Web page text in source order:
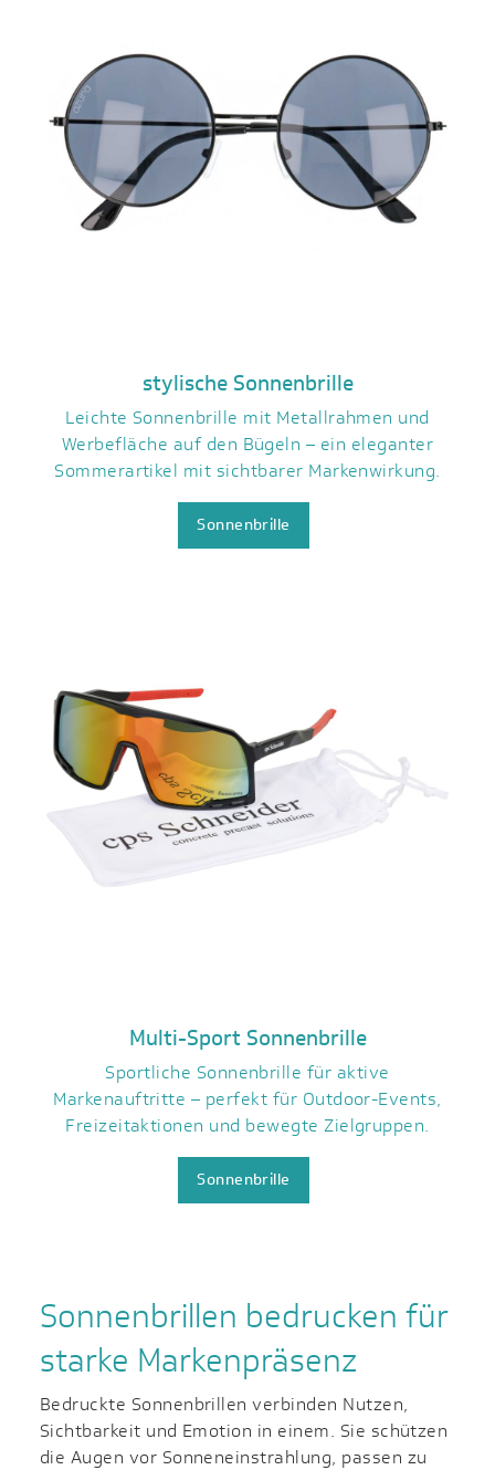
stylische Sonnenbrille
Leichte Sonnenbrille mit Metallrahmen und
Werbefläche auf den Bügeln – ein eleganter
Sommerartikel mit sichtbarer Markenwirkung.
Sonnenbrille
Multi-Sport Sonnenbrille
Sportliche Sonnenbrille für aktive
Markenauftritte – perfekt für Outdoor-Events,
Freizeitaktionen und bewegte Zielgruppen.
Sonnenbrille
Sonnenbrillen bedrucken für
starke Markenpräsenz
Bedruckte Sonnenbrillen verbinden Nutzen,
Sichtbarkeit und Emotion in einem. Sie schützen
die Augen vor Sonneneinstrahlung, passen zu